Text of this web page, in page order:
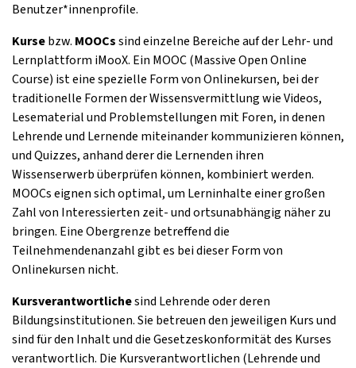
Benutzer*innenprofile.
Kursebzw. MOOCssind einzelne Bereiche auf der Lehr- und
Lernplattform iMooX. Ein MOOC (Massive Open Online
Course) ist eine spezielle Form von Onlinekursen, bei der
traditionelle Formen der Wissensvermittlung wie Videos,
Lesematerial und Problemstellungen mit Foren, in denen
Lehrende und Lernende miteinander kommunizieren können,
und Quizzes, anhand derer die Lernenden ihren
Wissenserwerb überprüfen können, kombiniert werden.
MOOCs eignen sich optimal, um Lerninhalte einer großen
Zahl von Interessierten zeit- und ortsunabhängig näher zu
bringen. Eine Obergrenze betreffend die
Teilnehmendenanzahl gibt es bei dieser Form von
Onlinekursen nicht.
Kursverantwortlichesind Lehrende oder deren
Bildungsinstitutionen. Sie betreuen den jeweiligen Kurs und
sind für den Inhalt und die Gesetzeskonformität des Kurses
verantwortlich. Die Kursverantwortlichen (Lehrende und